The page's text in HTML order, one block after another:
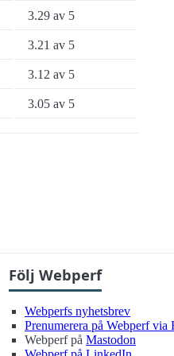
3.29 av 5
3.21 av 5
3.12 av 5
3.05 av 5
Följ Webperf
Webperfs nyhetsbrev
Prenumerera på Webperf via
Webperf på Mastodon